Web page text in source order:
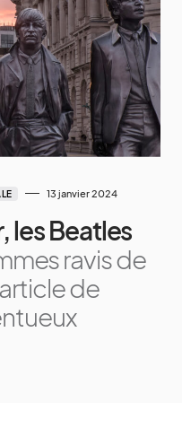
13 janvier 2024
les Beatles
ravis de
de